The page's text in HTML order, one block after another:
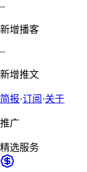
–
新增播客
–
新增推文
简报·订阅 ·关于
推广
精选服务